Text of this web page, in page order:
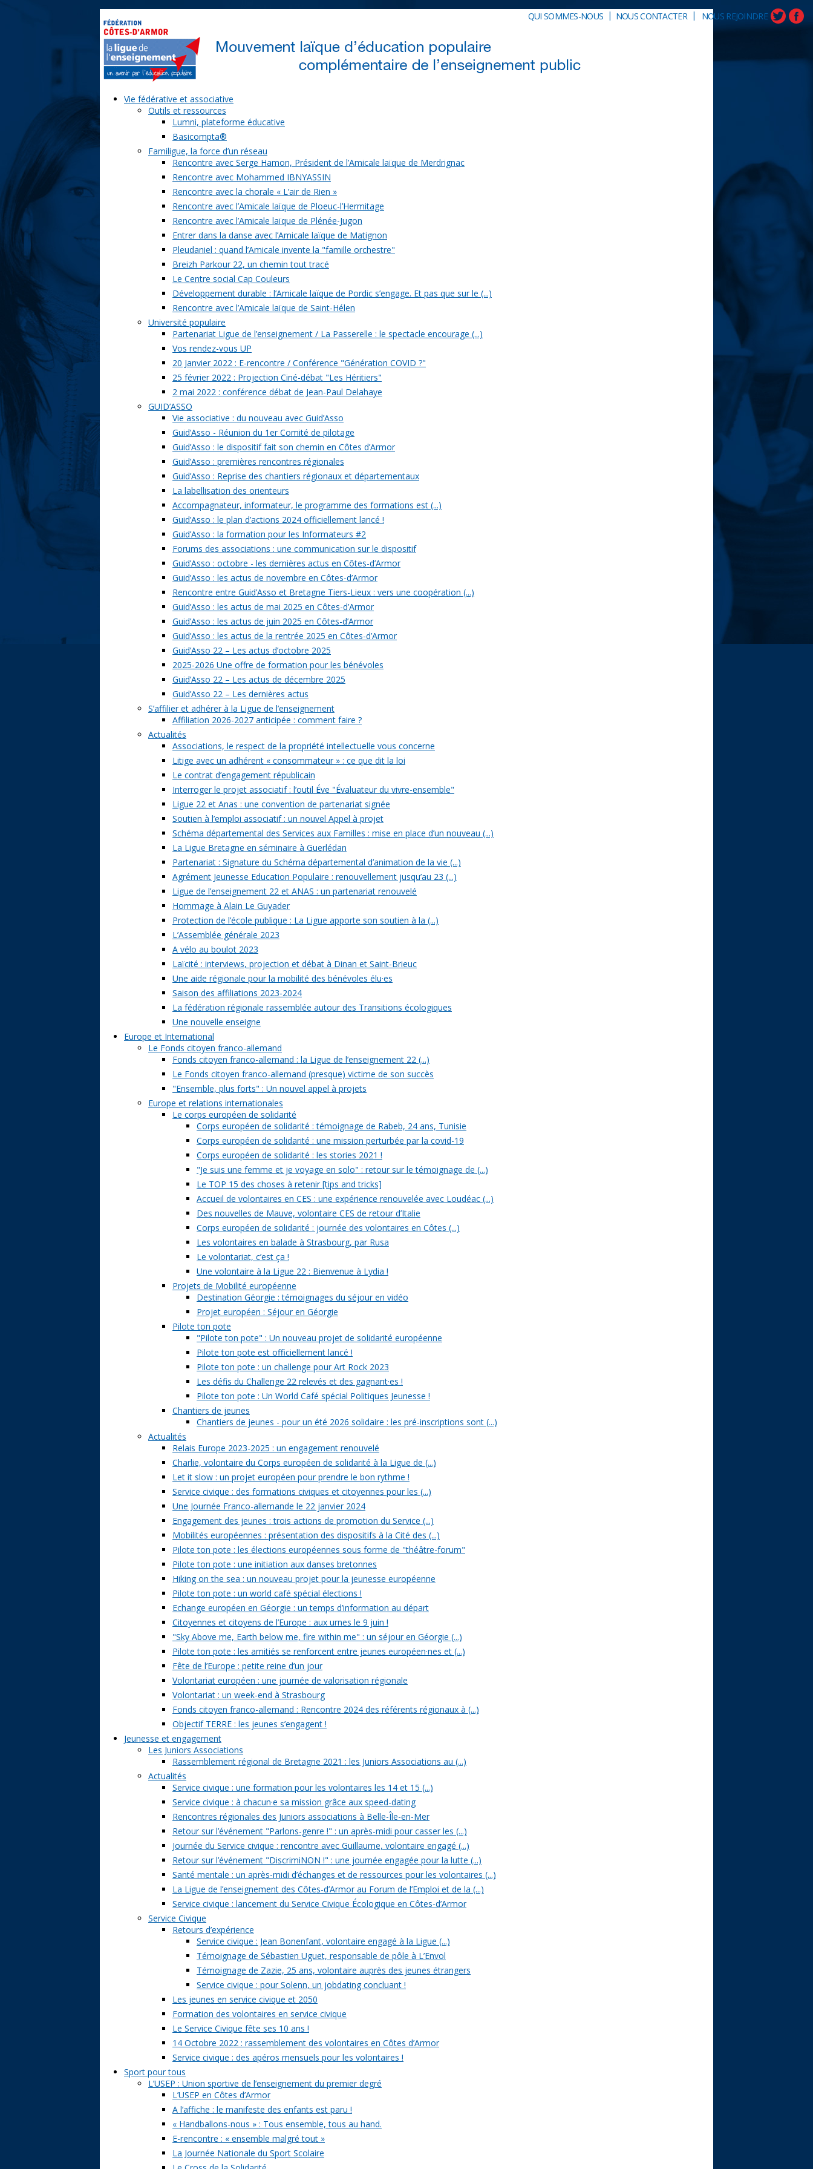
QUI SOMMES-NOUS | NOUS CONTACTER| NOUS REJOINDRE
Vie fédérative et associative
Outils et ressources
Lumni, plateforme éducative
Basicompta®
Familigue, la force d’un réseau
Rencontre avec Serge Hamon, Président de l’Amicale laïque de Merdrignac
Rencontre avec Mohammed IBNYASSIN
Rencontre avec la chorale « L’air de Rien »
Rencontre avec l’Amicale laïque de Ploeuc-l’Hermitage
Rencontre avec l’Amicale laïque de Plénée-Jugon
Entrer dans la danse avec l’Amicale laïque de Matignon
Pleudaniel : quand l’Amicale invente la "famille orchestre"
Breizh Parkour 22, un chemin tout tracé
Le Centre social Cap Couleurs
Développement durable : l’Amicale laïque de Pordic s’engage. Et pas que sur le (...)
Rencontre avec l’Amicale laïque de Saint-Hélen
Université populaire
Partenariat Ligue de l’enseignement / La Passerelle : le spectacle encourage (...)
Vos rendez-vous UP
20 Janvier 2022 : E-rencontre / Conférence "Génération COVID ?"
25 février 2022 : Projection Ciné-débat "Les Héritiers"
2 mai 2022 : conférence débat de Jean-Paul Delahaye
GUID’ASSO
Vie associative : du nouveau avec Guid’Asso
Guid’Asso - Réunion du 1er Comité de pilotage
Guid’Asso : le dispositif fait son chemin en Côtes d’Armor
Guid’Asso : premières rencontres régionales
Guid’Asso : Reprise des chantiers régionaux et départementaux
La labellisation des orienteurs
Accompagnateur, informateur, le programme des formations est (...)
Guid’Asso : le plan d’actions 2024 officiellement lancé !
Guid’Asso : la formation pour les Informateurs #2
Forums des associations : une communication sur le dispositif
Guid’Asso : octobre - les dernières actus en Côtes-d’Armor
Guid’Asso : les actus de novembre en Côtes-d’Armor
Rencontre entre Guid’Asso et Bretagne Tiers-Lieux : vers une coopération (...)
Guid’Asso : les actus de mai 2025 en Côtes-d’Armor
Guid’Asso : les actus de juin 2025 en Côtes-d’Armor
Guid’Asso : les actus de la rentrée 2025 en Côtes-d’Armor
Guid’Asso 22 – Les actus d’octobre 2025
2025-2026 Une offre de formation pour les bénévoles
Guid’Asso 22 – Les actus de décembre 2025
Guid’Asso 22 – Les dernières actus
S’affilier et adhérer à la Ligue de l’enseignement
Affiliation 2026-2027 anticipée : comment faire ?
Actualités
Associations, le respect de la propriété intellectuelle vous concerne
Litige avec un adhérent « consommateur » : ce que dit la loi
Le contrat d’engagement républicain
Interroger le projet associatif : l’outil Éve "Évaluateur du vivre-ensemble"
Ligue 22 et Anas : une convention de partenariat signée
Soutien à l’emploi associatif : un nouvel Appel à projet
Schéma départemental des Services aux Familles : mise en place d’un nouveau (...)
La Ligue Bretagne en séminaire à Guerlédan
Partenariat : Signature du Schéma départemental d’animation de la vie (...)
Agrément Jeunesse Education Populaire : renouvellement jusqu’au 23 (...)
Ligue de l’enseignement 22 et ANAS : un partenariat renouvelé
Hommage à Alain Le Guyader
Protection de l’école publique : La Ligue apporte son soutien à la (...)
L’Assemblée générale 2023
A vélo au boulot 2023
Laïcité : interviews, projection et débat à Dinan et Saint-Brieuc
Une aide régionale pour la mobilité des bénévoles élu·es
Saison des affiliations 2023-2024
La fédération régionale rassemblée autour des Transitions écologiques
Une nouvelle enseigne
Europe et International
Le Fonds citoyen franco-allemand
Fonds citoyen franco-allemand : la Ligue de l’enseignement 22 (...)
Le Fonds citoyen franco-allemand (presque) victime de son succès
"Ensemble, plus forts" : Un nouvel appel à projets
Europe et relations internationales
Le corps européen de solidarité
Corps européen de solidarité : témoignage de Rabeb, 24 ans, Tunisie
Corps européen de solidarité : une mission perturbée par la covid-19
Corps européen de solidarité : les stories 2021 !
"Je suis une femme et je voyage en solo" : retour sur le témoignage de (...)
Le TOP 15 des choses à retenir [tips and tricks]
Accueil de volontaires en CES : une expérience renouvelée avec Loudéac (...)
Des nouvelles de Mauve, volontaire CES de retour d’Italie
Corps européen de solidarité : journée des volontaires en Côtes (...)
Les volontaires en balade à Strasbourg, par Rusa
Le volontariat, c’est ça !
Une volontaire à la Ligue 22 : Bienvenue à Lydia !
Projets de Mobilité européenne
Destination Géorgie : témoignages du séjour en vidéo
Projet européen : Séjour en Géorgie
Pilote ton pote
"Pilote ton pote" : Un nouveau projet de solidarité européenne
Pilote ton pote est officiellement lancé !
Pilote ton pote : un challenge pour Art Rock 2023
Les défis du Challenge 22 relevés et des gagnant·es !
Pilote ton pote : Un World Café spécial Politiques Jeunesse !
Chantiers de jeunes
Chantiers de jeunes - pour un été 2026 solidaire : les pré-inscriptions sont (...)
Actualités
Relais Europe 2023-2025 : un engagement renouvelé
Charlie, volontaire du Corps européen de solidarité à la Ligue de (...)
Let it slow : un projet européen pour prendre le bon rythme !
Service civique : des formations civiques et citoyennes pour les (...)
Une Journée Franco-allemande le 22 janvier 2024
Engagement des jeunes : trois actions de promotion du Service (...)
Mobilités européennes : présentation des dispositifs à la Cité des (...)
Pilote ton pote : les élections européennes sous forme de "théâtre-forum"
Pilote ton pote : une initiation aux danses bretonnes
Hiking on the sea : un nouveau projet pour la jeunesse européenne
Pilote ton pote : un world café spécial élections !
Echange européen en Géorgie : un temps d’information au départ
Citoyennes et citoyens de l’Europe : aux urnes le 9 juin !
"Sky Above me, Earth below me, fire within me" : un séjour en Géorgie (...)
Pilote ton pote : les amitiés se renforcent entre jeunes européen·nes et (...)
Fête de l’Europe : petite reine d’un jour
Volontariat européen : une journée de valorisation régionale
Volontariat : un week-end à Strasbourg
Fonds citoyen franco-allemand : Rencontre 2024 des référents régionaux à (...)
Objectif TERRE : les jeunes s’engagent !
Jeunesse et engagement
Les Juniors Associations
Rassemblement régional de Bretagne 2021 : les Juniors Associations au (...)
Actualités
Service civique : une formation pour les volontaires les 14 et 15 (...)
Service civique : à chacun·e sa mission grâce aux speed-dating
Rencontres régionales des Juniors associations à Belle-Île-en-Mer
Retour sur l’événement "Parlons-genre !" : un après-midi pour casser les (...)
Journée du Service civique : rencontre avec Guillaume, volontaire engagé (...)
Retour sur l’événement "DiscrimiNON !" : une journée engagée pour la lutte (...)
Santé mentale : un après-midi d’échanges et de ressources pour les volontaires (...)
La Ligue de l’enseignement des Côtes-d’Armor au Forum de l’Emploi et de la (...)
Service civique : lancement du Service Civique Écologique en Côtes-d’Armor
Service Civique
Retours d’expérience
Service civique : Jean Bonenfant, volontaire engagé à la Ligue (...)
Témoignage de Sébastien Uguet, responsable de pôle à L’Envol
Témoignage de Zazie, 25 ans, volontaire auprès des jeunes étrangers
Service civique : pour Solenn, un jobdating concluant !
Les jeunes en service civique et 2050
Formation des volontaires en service civique
Le Service Civique fête ses 10 ans !
14 Octobre 2022 : rassemblement des volontaires en Côtes d’Armor
Service civique : des apéros mensuels pour les volontaires !
Sport pour tous
L’USEP : Union sportive de l’enseignement du premier degré
L’USEP en Côtes d’Armor
A l’affiche : le manifeste des enfants est paru !
« Handballons-nous » : Tous ensemble, tous au hand.
E-rencontre : « ensemble malgré tout »
La Journée Nationale du Sport Scolaire